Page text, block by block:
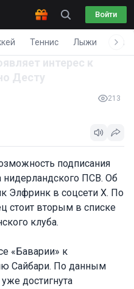
Войти
Теннис Лыжи
интерес к
Десту
213
подписания
ПСВ. Об
Элфринк в соцсети X. По
стоит вторым в списке
клуба.
«Баварии» к
Сайбари. По данным
достигнута